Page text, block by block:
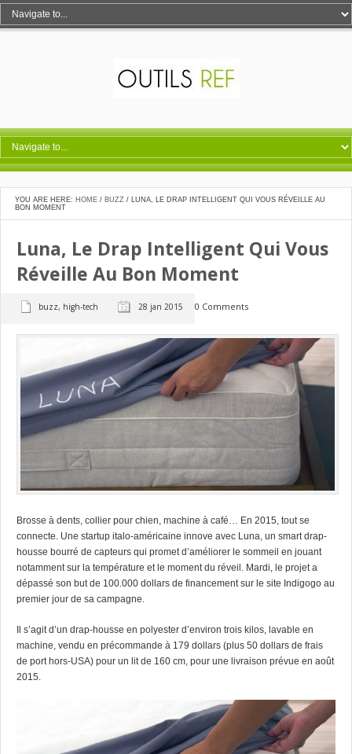
YOU ARE HERE: HOME / BUZZ / LUNA, LE DRAP INTELLIGENT QUI VOUS RÉVEILLE AU
BON MOMENT
Luna, Le Drap Intelligent Qui Vous
Réveille Au Bon Moment
buzz, high-tech 28 jan 2015 0 Comments
Brosse à dents, collier pour chien, machine à café… En 2015, tout se
connecte. Une startup italo-américaine innove avec Luna, un smart drap-
housse bourré de capteurs qui promet d’améliorer le sommeil en jouant
notamment sur la température et le moment du réveil. Mardi, le projet a
dépassé son but de 100.000 dollars de financement sur le site Indigogo au
premier jour de sa campagne.
Il s’agit d’un drap-housse en polyester d’environ trois kilos, lavable en
machine, vendu en précommande à 179 dollars (plus 50 dollars de frais
de port hors-USA) pour un lit de 160 cm, pour une livraison prévue en août
2015.